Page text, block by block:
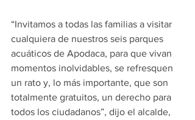
“Invitamos a todas las familias a visitar
cualquiera de nuestros seis parques
acuáticos de Apodaca, para que vivan
momentos inolvidables, se refresquen
un rato y, lo más importante, que son
totalmente gratuitos, un derecho para
todos los ciudadanos”, dijo el alcalde,